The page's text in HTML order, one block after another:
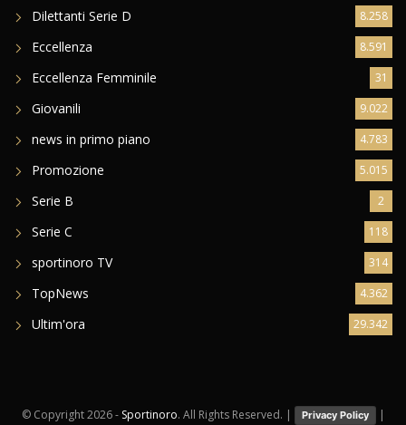
Dilettanti Serie D 8.258
Eccellenza 8.591
Eccellenza Femminile 31
Giovanili 9.022
news in primo piano 4.783
Promozione 5.015
Serie B 2
Serie C 118
sportinoro TV 314
TopNews 4.362
Ultim'ora 29.342
© Copyright2026 - Sportinoro. All Rights Reserved. | Privacy Policy |